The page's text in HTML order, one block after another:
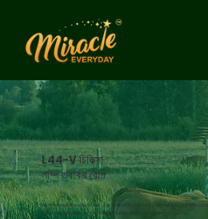
L44-V চিকিত্সা
লম্পি ত্বকের রোগ
নীচে লম্পি স্কিন ডিজিজের বিরুদ্ধে L44-V এর কার্যকরী প্রকৃতি দেখানোর আগে এবং পরে ছবিগুলির একটি সিরিজ রয়েছে।
ট্রিগার সতর্কতা: রোগের কারণে ক্ষতের কারণে চিত্রগুলি গ্রাফিক প্রকৃতির। দর্শক বিবেচনার পরামর্শ দেওয়া হয়.